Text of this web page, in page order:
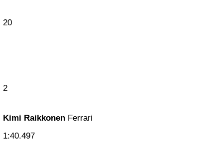
20
2
Kimi Raikkonen Ferrari
1:40.497